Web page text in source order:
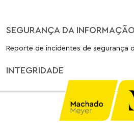
SEGURANÇA DA INFORMAÇÃO
Reporte de incidentes de segurança
INTEGRIDADE